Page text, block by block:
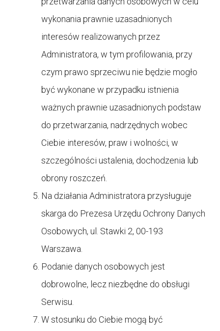
wykonania prawnie uzasadnionych
interesów realizowanych przez
Administratora, w tym profilowania, przy
czym prawo sprzeciwu nie będzie mogło
być wykonane w przypadku istnienia
ważnych prawnie uzasadnionych podstaw
do przetwarzania, nadrzędnych wobec
Ciebie interesów, praw i wolności, w
szczególności ustalenia, dochodzenia lub
obrony roszczeń.
Na działania Administratora przysługuje
skarga do Prezesa Urzędu Ochrony Danych
Osobowych, ul. Stawki 2, 00-193
Warszawa.
Podanie danych osobowych jest
dobrowolne, lecz niezbędne do obsługi
Serwisu.
W stosunku do Ciebie mogą być